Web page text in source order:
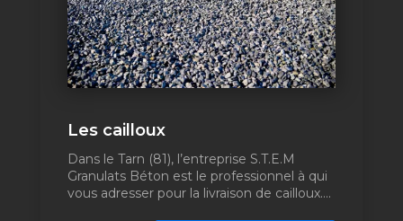
Les cailloux
Dans le Tarn (81), l’entreprise S.T.E.M
Granulats Béton est le professionnel à qui
vous adresser pour la livraison de cailloux....